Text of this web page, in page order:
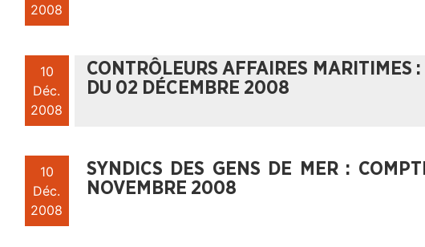
2008
10
Déc.
2008
CONTRÔLEURS AFFAIRES MARITIMES
DU 02 DÉCEMBRE 2008
10
Déc.
2008
SYNDICS DES GENS DE MER :
NOVEMBRE 2008